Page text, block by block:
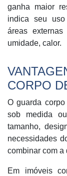
ganha maior
indica seu
áreas
umidade, calor.
CORPO
O guarda
sob medida
tamanho,
necessidades
combinar com a
Em imóveis